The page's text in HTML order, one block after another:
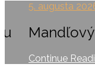
5. augusta
Continue